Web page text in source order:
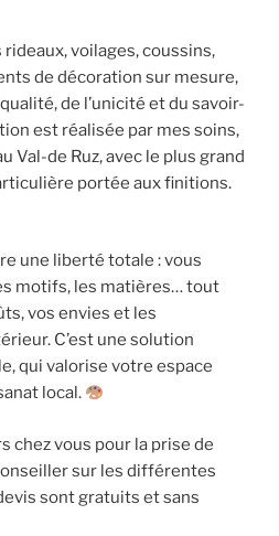
voilages, coussins,
de décoration sur mesure,
de l’unicité et du savoir-
est réalisée par mes soins,
Val-de Ruz, avec le plus grand
portée aux finitions.
une liberté totale : vous
motifs, les matières… tout
vos envies et les
C’est une solution
qui valorise votre espace
local.
chez vous pour la prise de
sur les différentes
sont gratuits et sans